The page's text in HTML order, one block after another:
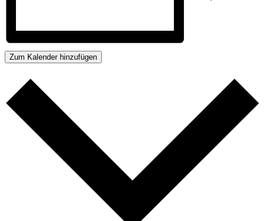
Zum Kalender hinzufügen